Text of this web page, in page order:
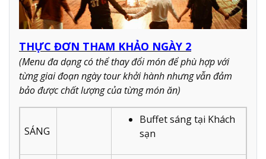
THỰC ĐƠN THAM KHẢO NGÀY 2
(Menu đa dạng có thể thay đổi món để phù hợp với
từng giai đoạn ngày tour khởi hành nhưng vẫn đảm
bảo được chất lượng của từng món ăn)
SÁNG
Buffet sáng tại Khách
sạn